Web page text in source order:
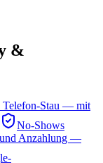
&
Telefon-Stau — mit
No-Shows
Anzahlung —